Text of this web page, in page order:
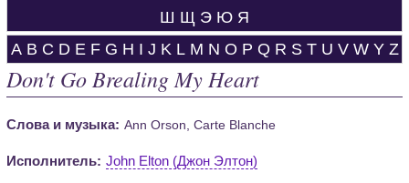
Ш Щ Э Ю Я
A B C D E F G H I J K L M N O P Q R S T U V W Y Z
Don't Go Brealing My Heart
Слова и музыка: Ann Orson, Carte Blanche
Исполнитель: John Elton (Джон Элтон)